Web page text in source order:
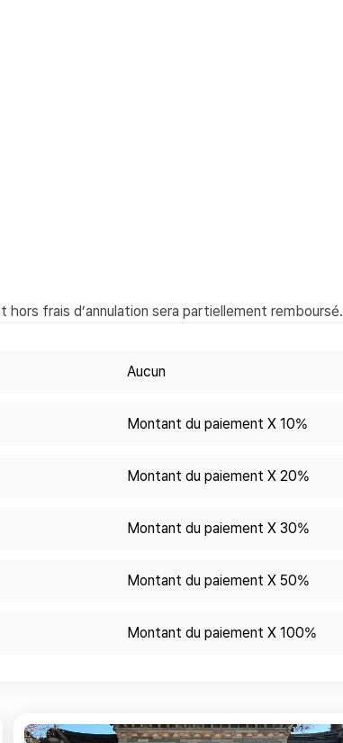
frais d’annulation sera partiellement remboursé.
Aucun
Montant du paiement X 10%
Montant du paiement X 20%
Montant du paiement X 30%
Montant du paiement X 50%
Montant du paiement X 100%